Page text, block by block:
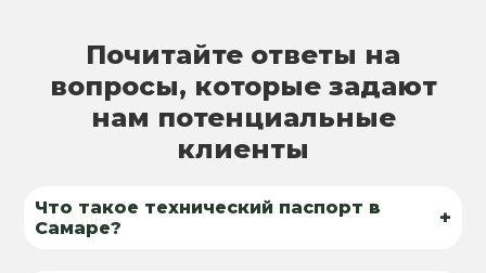
Почитайте ответы на
вопросы, которые задают
нам потенциальные
клиенты
Что такое технический паспорт в
Самаре?
+